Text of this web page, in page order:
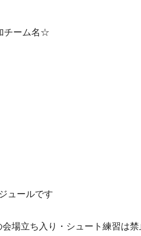
チーム名☆
ールです
会場立ち入り・シュート練習は